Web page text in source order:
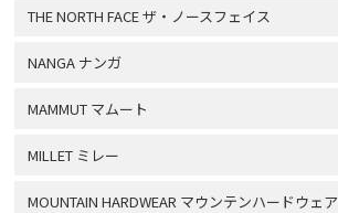
THE NORTH FACE ザ・ノースフェイス
NANGA ナンガ
MAMMUT マムート
MILLET ミレー
MOUNTAIN HARDWEAR マウンテンハードウェア